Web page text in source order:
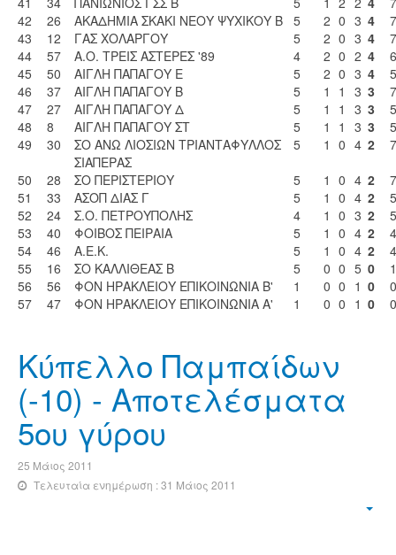
42
26 ΑΚΑΔΗΜΙΑ ΣΚΑΚΙ ΝΕΟΥ ΨΥΧΙΚΟΥ Β 5 2 0 3 4
43
12 ΓΑΣ ΧΟΛΑΡΓΟΥ 5 2 0 3 4
7
44
57 A.O. ΤΡΕΙΣ ΑΣΤΕΡΕΣ '89 4 2 0 2 4
45
50 ΑΙΓΛΗ ΠΑΠΑΓΟΥ Ε 5 2 0 3 4
46
37 ΑΙΓΛΗ ΠΑΠΑΓΟΥ Β 5 1 1 3 3
7
47
27 ΑΙΓΛΗ ΠΑΠΑΓΟΥ Δ 5 1 1 3 3
48
8 ΑΙΓΛΗ ΠΑΠΑΓΟΥ ΣΤ 5 1 1 3 3
5
49
30
ΣΟ ΑΝΩ ΛΙΟΣΙΩΝ ΤΡΙΑΝΤΑΦΥΛΛΟΣ
ΣΙΑΠΕΡΑΣ
5 1 0 4 2
7
50
28 ΣΟ ΠΕΡΙΣΤΕΡΙΟΥ 5 1 0 4 2
7
51
33 ΑΣΟΠ ΔΙΑΣ Γ 5 1 0 4 2
52
24 Σ.Ο. ΠΕΤΡΟΥΠΟΛΗΣ 4 1 0 3 2
5
53
40 ΦΟΙΒΟΣ ΠΕΙΡΑΙΑ 5 1 0 4 2
54
46 Α.Ε.Κ. 5 1 0 4 2
55
16 ΣΟ ΚΑΛΛΙΘΕΑΣ Β 5 0 0 5 0
56
56 ΦΟΝ ΗΡΑΚΛΕΙΟΥ ΕΠΙΚΟΙΝΩΝΙΑ Β' 1 0 0 1 0
0
57
47 ΦΟΝ ΗΡΑΚΛΕΙΟΥ ΕΠΙΚΟΙΝΩΝΙΑ Α' 1 0 0 1 0 0
Κύπελλο Παμπαίδων
(-10) - Αποτελέσματα
5ου γύρου
25 Μάιος 2011
Τελευταία ενημέρωση : 31 Μάιος 2011